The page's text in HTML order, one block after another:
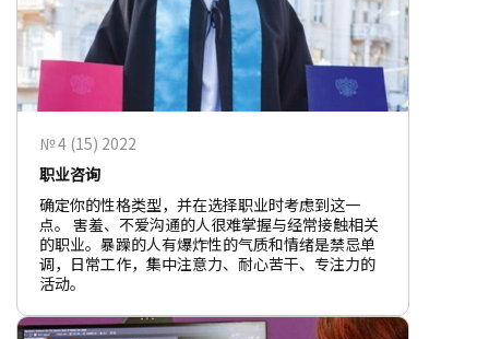
№ 4 (15) 2022
职业咨询
确定你的性格类型，并在选择职业时考虑到这一
点。 害羞、不爱沟通的人很难掌握与经常接触相关
的职业。暴躁的人有爆炸性的气质和情绪是禁忌单
调，日常工作，集中注意力、耐心苦干、专注力的
活动。